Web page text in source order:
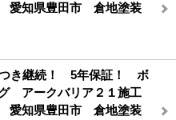
愛知県豊田市 倉地塗装
き継続！ 5年保証！ ボ
アークバリア２１施工
愛知県豊田市 倉地塗装